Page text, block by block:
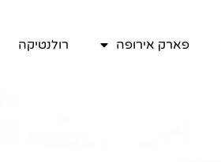
פארק אירופה רולנטיקה